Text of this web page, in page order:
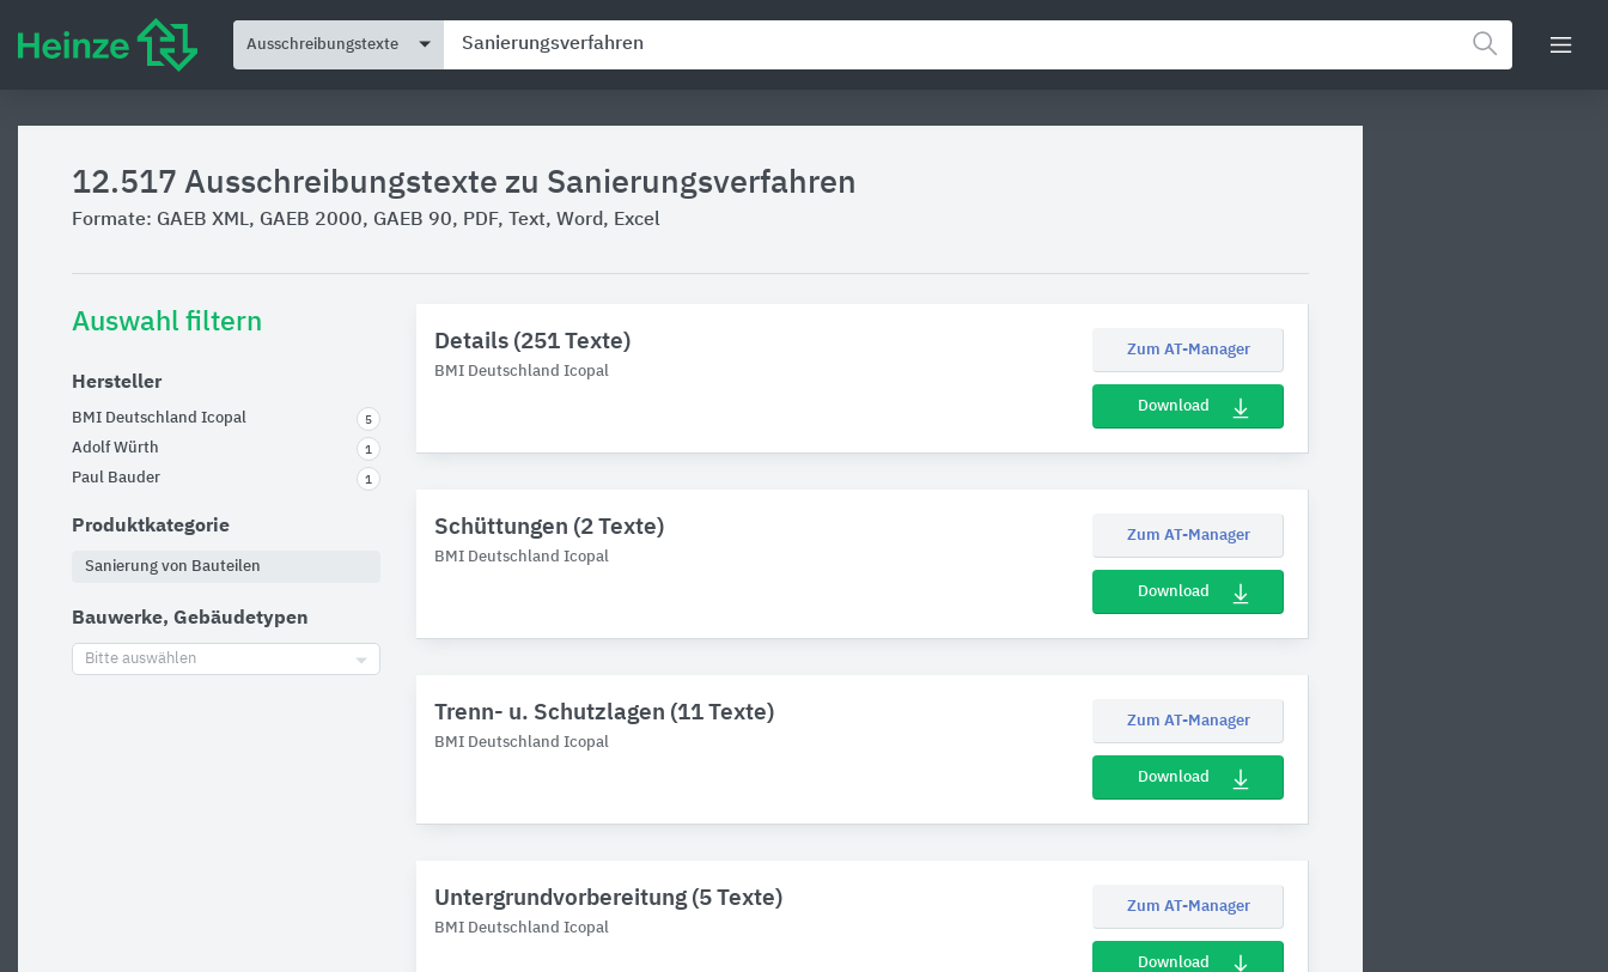
Ausschreibungstexte
12.517 Ausschreibungstexte zu Sanierungsverfahren
Formate: GAEB XML, GAEB 2000, GAEB 90, PDF, Text, Word, Excel
Auswahl filtern
Hersteller
BMI Deutschland Icopal 5
Adolf Würth 1
Paul Bauder 1
Produktkategorie
Sanierung von Bauteilen
Bauwerke, Gebäudetypen
Bitte auswählen
Details (251 Texte)
BMI Deutschland Icopal
Zum AT-Manager
Download
Schüttungen (2 Texte)
BMI Deutschland Icopal
Zum AT-Manager
Download
Trenn- u. Schutzlagen (11 Texte)
BMI Deutschland Icopal
Zum AT-Manager
Download
Untergrundvorbereitung (5 Texte)
BMI Deutschland Icopal
Zum AT-Manager
Download